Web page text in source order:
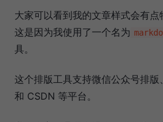
大家可以看到我的文章样式会有点
这是因为我使用了一个名为
具。
这个排版工具支持微信公众号排版
和 CSDN 等平台。